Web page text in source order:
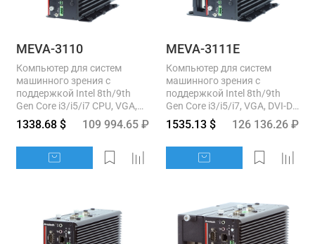
MEVA-3110
Компьютер для систем
машинного зрения с
поддержкой Intel 8th/9th
Gen Core i3/i5/i7 CPU, VGA,
DVI-D, DP, 3xGbE, 8xUSB,
6xRS232/422/485,
1338.68 $ 109 994.65 ₽
MEVA-3111E
Компьютер для систем
машинного зрения с
поддержкой Intel 8th/9th
Gen Core i3/i5/i7, VGA, DVI-D,
DP, 3xGbE, 8xUSB,
6xRS232/422/485, 2xmSATA,
1535.13 $ 126 136.26 ₽